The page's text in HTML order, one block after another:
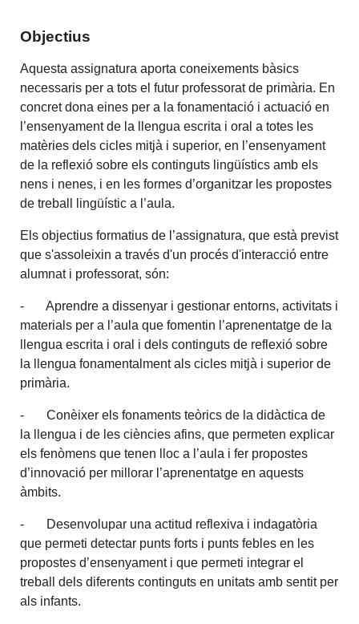
Objectius
Aquesta assignatura aporta coneixements bàsics
necessaris per a tots el futur professorat de primària. En
concret dona eines per a la fonamentació i actuació en
l’ensenyament de la llengua escrita i oral a totes les
matèries dels cicles mitjà i superior, en l’ensenyament
de la reflexió sobre els continguts lingüístics amb els
nens i nenes, i en les formes d’organitzar les propostes
de treball lingüístic a l’aula.
Els objectius formatius de l’assignatura, que està previst
que s'assoleixin a través d'un procés d'interacció entre
alumnat i professorat, són:
- Aprendre a dissenyar i gestionar entorns, activitats i
materials per a l’aula que fomentin l’aprenentatge de la
llengua escrita i oral i dels continguts de reflexió sobre
la llengua fonamentalment als cicles mitjà i superior de
primària.
- Conèixer els fonaments teòrics de la didàctica de
la llengua i de les ciències afins, que permeten explicar
els fenòmens que tenen lloc a l’aula i fer propostes
d’innovació per millorar l’aprenentatge en aquests
àmbits.
- Desenvolupar una actitud reflexiva i indagatòria
que permeti detectar punts forts i punts febles en les
propostes d’ensenyament i que permeti integrar el
treball dels diferents continguts en unitats amb sentit per
als infants.